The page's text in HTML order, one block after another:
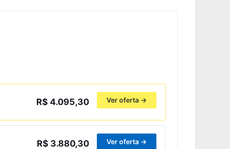
R$ 4.095,30 Ver oferta →
R$ 3.880,30 Ver oferta →